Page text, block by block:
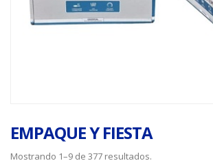
EMPAQUE Y FIESTA
Mostrando 1–9 de 377 resultados.